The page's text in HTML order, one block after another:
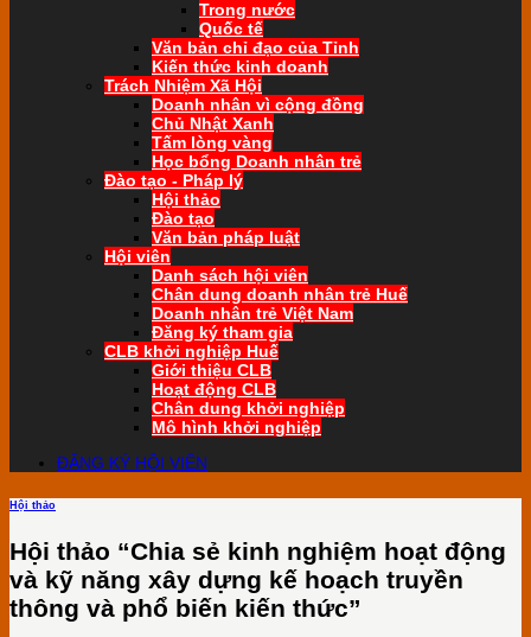
Trong nước
Quốc tế
Văn bản chỉ đạo của Tỉnh
Kiến thức kinh doanh
Trách Nhiệm Xã Hội
Doanh nhân vì cộng đồng
Chủ Nhật Xanh
Tấm lòng vàng
Học bổng Doanh nhân trẻ
Đào tạo - Pháp lý
Hội thảo
Đào tạo
Văn bản pháp luật
Hội viên
Danh sách hội viên
Chân dung doanh nhân trẻ Huế
Doanh nhân trẻ Việt Nam
Đăng ký tham gia
CLB khởi nghiệp Huế
Giới thiệu CLB
Hoạt động CLB
Chân dung khởi nghiệp
Mô hình khởi nghiệp
ĐĂNG KÝ HỘI VIÊN
Hội thảo
Hội thảo “Chia sẻ kinh nghiệm hoạt động
và kỹ năng xây dựng kế hoạch truyền
thông và phổ biến kiến thức”